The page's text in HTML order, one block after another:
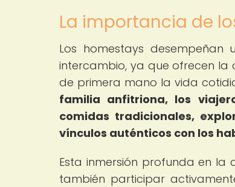
La importancia de
Los homestays
intercambio, ya que ofrecen
de primera mano la vida
familia anfitriona, los
comidas tradicionales,
vínculos auténticos con los
Esta inmersión profunda en la
también participar